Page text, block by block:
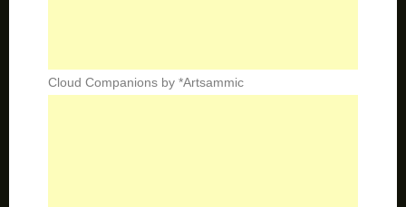
Cloud Companions by *Artsammic